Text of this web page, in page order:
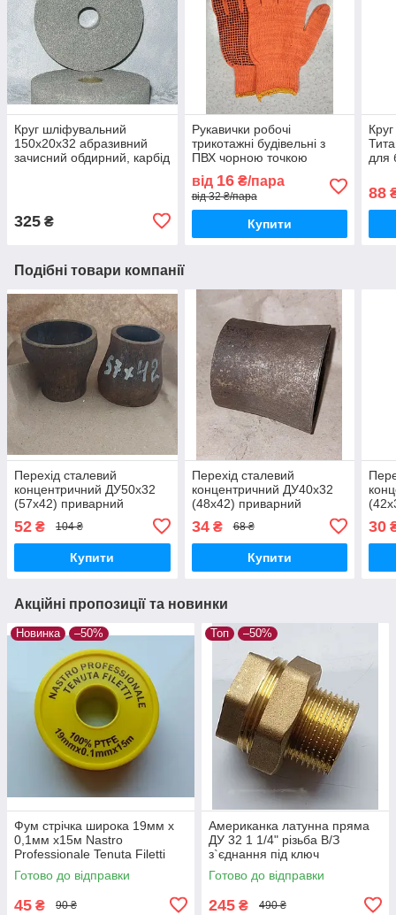
Круг шліфувальний
150х20х32 абразивний
зачисний обдирний, карбід
325 ₴
Рукавички робочі
трикотажні будівельні з
ПВХ чорною точкою
універсальний WE2129
від 16₴/пара
від 32 ₴/пара
Купити
для
88
Подібні товари компанії
Перехід сталевий
концентричний ДУ50x32
(57х42) приварний
52 ₴ 104 ₴
Купити
Перехід сталевий
концентричний ДУ40x32
(48х42) приварний
34₴ 68 ₴
Купити
30
Акційні пропозиції та новинки
Новинка –50%
Фум стрічка широка 19мм х
0,1мм х15м Nastro
Professionale Tenuta Filetti
для ущільнення різьби в
системах газо- та
Готово до відправки
45 ₴ 90 ₴
Топ –50%
Американка латунна пряма
ДУ 32 1 1/4" різьба В/З
з`єднання під ключ
Готово до відправки
245 ₴ 490 ₴